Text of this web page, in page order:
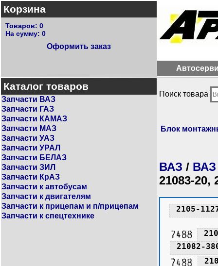
Корзина
Товаров: 0
На сумму: 0
Оформить заказ
Каталог товаров
Запчасти ВАЗ
Запчасти ГАЗ
Запчасти КАМАЗ
Запчасти МАЗ
Запчасти УАЗ
Запчасти УРАЛ
Запчасти БЕЛАЗ
Запчасти ЗИЛ
Запчасти КрАЗ
Запчасти к автобусам
Запчасти к двигателям
Запчасти к прицепам и п/прицепам
Запчасти к спецтехнике
Поиск товара
Блок
ВАЗ / ВАЗ
21083-20,
2105-
21082-